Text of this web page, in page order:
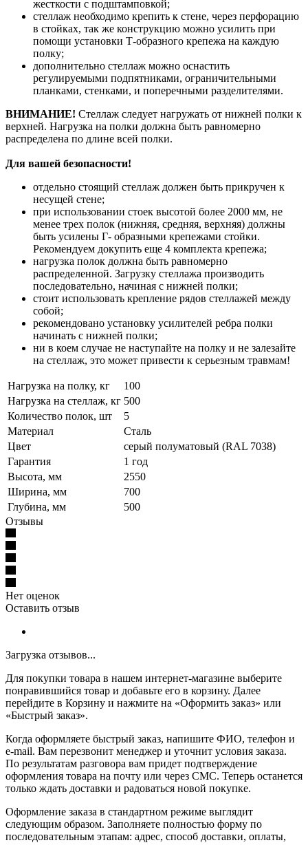
жесткости с подштамповкой;
стеллаж необходимо крепить к стене, через перфорацию
в стойках, так же конструкцию можно усилить при
помощи установки Т-образного крепежа на каждую
полку;
дополнительно стеллаж можно оснастить
регулируемыми подпятниками, ограничительными
планками, стенками, и поперечными разделителями.
ВНИМАНИЕ! Стеллаж следует нагружать от нижней полки к
верхней. Нагрузка на полки должна быть равномерно
распределена по длине всей полки.
Для вашей безопасности!
отдельно стоящий стеллаж должен быть прикручен к
несущей стене;
при использовании стоек высотой более 2000 мм, не
менее трех полок (нижняя, средняя, верхняя) должны
быть усилены Г- образными крепежами стойки.
Рекомендуем докупить еще 4 комплекта крепежа;
нагрузка полок должна быть равномерно
распределенной. Загрузку стеллажа производить
последовательно, начиная с нижней полки;
стоит использовать крепление рядов стеллажей между
собой;
рекомендовано установку усилителей ребра полки
начинать с нижней полки;
ни в коем случае не наступайте на полку и не залезайте
на стеллаж, это может привести к серьезным травмам!
Нагрузка на полку, кг
100
Нагрузка на стеллаж, кг 500
Количество полок, шт
5
Материал
Сталь
Цвет
серый полуматовый (RAL 7038)
Гарантия
1 год
Высота, мм
2550
Ширина, мм
700
Глубина, мм
500
Отзывы
Нет оценок
Оставить отзыв
Загрузка отзывов...
Для покупки товара в нашем интернет-магазине выберите
понравившийся товар и добавьте его в корзину. Далее
перейдите в Корзину и нажмите на «Оформить заказ» или
«Быстрый заказ».
Когда оформляете быстрый заказ, напишите ФИО, телефон и
e-mail. Вам перезвонит менеджер и уточнит условия заказа.
По результатам разговора вам придет подтверждение
оформления товара на почту или через СМС. Теперь останется
только ждать доставки и радоваться новой покупке.
Оформление заказа в стандартном режиме выглядит
следующим образом. Заполняете полностью форму по
последовательным этапам: адрес, способ доставки, оплаты,